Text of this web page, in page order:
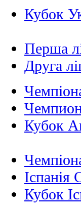
Кубок
Перша
Друга
Кубок
Іспанія
Кубок